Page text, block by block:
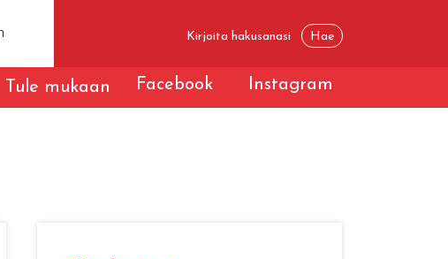
Tule mukaan Facebook Instagram